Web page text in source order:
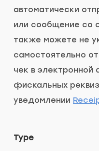
автоматически
или сообщение со
также можете не
самостоятельно
чек в
фискальных
уведомлении
Type